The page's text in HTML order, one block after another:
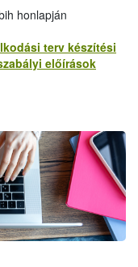
honlapján
terv készítési
előírások